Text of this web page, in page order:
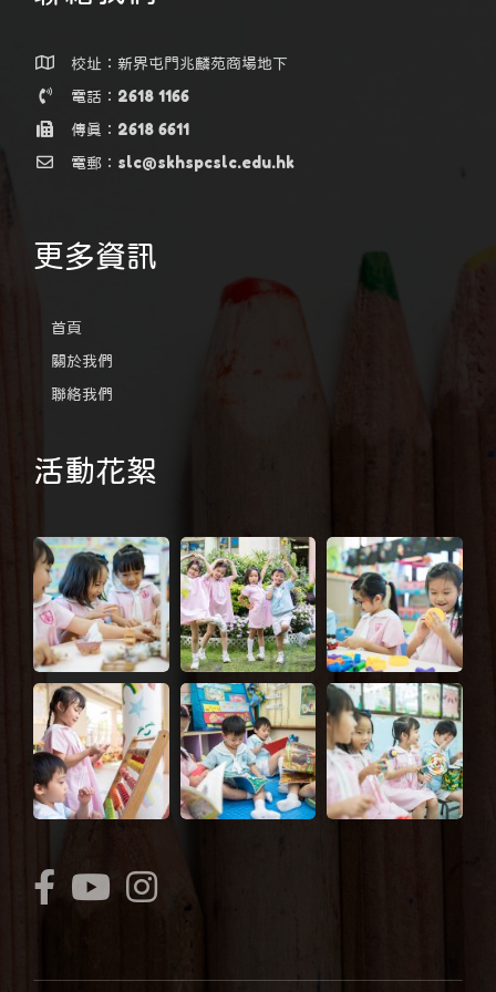
校址：新界屯門兆麟苑商場地下
電話：2618 1166
傳真：2618 6611
電郵：slc@skhspcslc.edu.hk
更多資訊
首頁
關於我們
聯絡我們
活動花絮